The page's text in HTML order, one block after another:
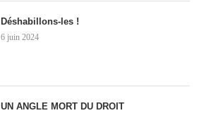
Déshabillons-les !
6 juin 2024
UN ANGLE MORT DU DROIT